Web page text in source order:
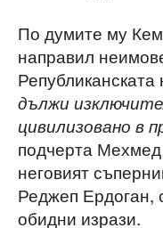
По думите му
направил
дължи
цивилизовано в
подчерта
неговият
Реджеп Ердоган,
обидни изрази.